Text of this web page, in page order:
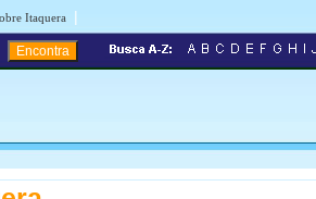
Itaquera |